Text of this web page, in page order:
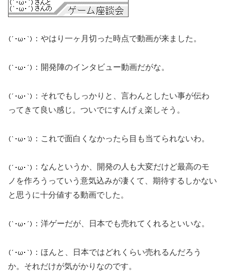
：やはり一ヶ月切った時点で動画が来ました。
：開発陣のインタビュー動画だがな。
：それでもしっかりと、言わんとしたい事が伝わ
ってきて良い感じ。ついでにすんげぇ楽しそう。
：これで面白くなかったら目も当てられないわ。
：なんというか、開発の人も大変だけど最高のモ
ノを作ろうっていう意気込みが凄くて、期待するしかない
と思うに十分値する動画でした。
：洋ゲーだが、日本でも売れてくれるといいな。
：ほんと、日本ではどれくらい売れるんだろう
か。それだけが気がかりなのです。